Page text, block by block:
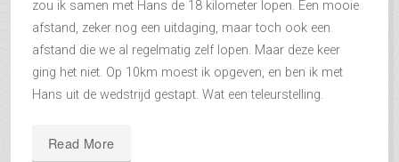
zou ik samen met Hans de 18 kilometer lopen. Een mooie
afstand, zeker nog een uitdaging, maar toch ook een
afstand die we al regelmatig zelf lopen. Maar deze keer
ging het niet. Op 10km moest ik opgeven, en ben ik met
Hans uit de wedstrijd gestapt. Wat een teleurstelling.
Read More